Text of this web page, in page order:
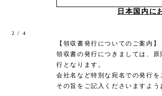
2 /4
日本国内に
【領収書発行についてのご案内】
領収書の発行につきましては、
行となります。
会社名など特別な宛名での発行
その旨をご記入くださいますよう